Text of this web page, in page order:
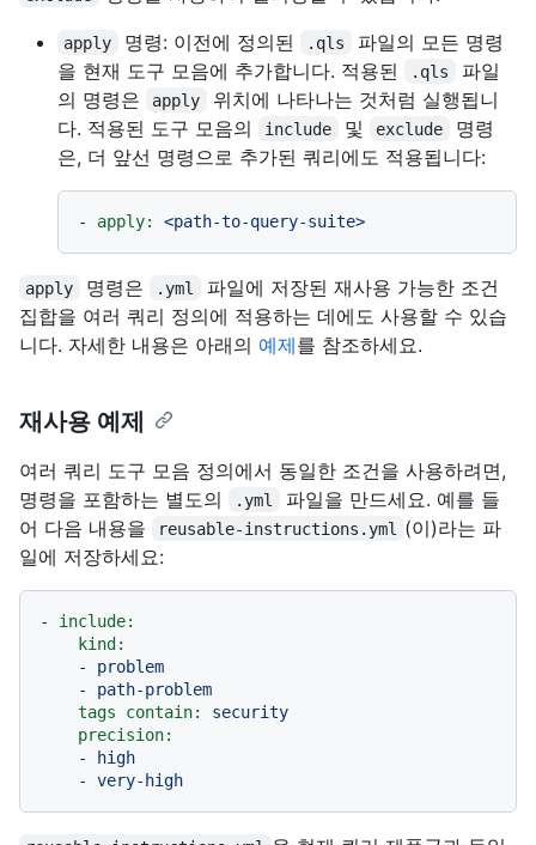
apply 명령: 이전에 정의된 .qls
파일의 모든 명령
을 현재 도구 모음에 추가합니다. 적용된
.qls
파일
의 명령은
apply
위치에 나타나는 것처럼 실행됩니
다. 적용된 도구 모음의
include 및 exclude
명령
은, 더 앞선 명령으로 추가된 쿼리에도 적용됩니다:
- apply: <path-to-query-suite>
apply 명령은 .yml
파일에 저장된 재사용 가능한 조건
집합을 여러 쿼리 정의에 적용하는 데에도 사용할 수 있습
니다. 자세한 내용은 아래의 예제를 참조하세요.
재사용 예제
여러 쿼리 도구 모음 정의에서 동일한 조건을 사용하려면,
명령을 포함하는 별도의
.yml
파일을 만드세요. 예를 들
어 다음 내용을
reusable-instructions.yml
(이)라는 파
일에 저장하세요:
-
include:
kind:
-
problem
-
path-problem
tags contain:
security
precision:
-
high
-
very-high